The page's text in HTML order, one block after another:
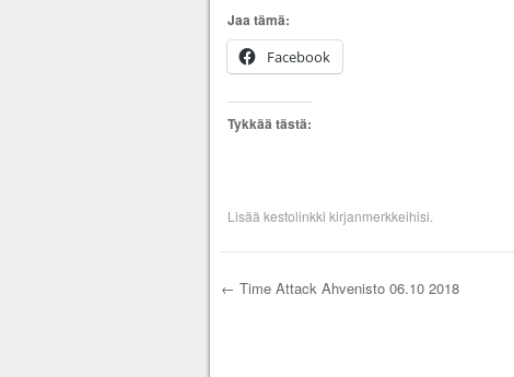
Jaa tämä:
Facebook
Tykkää tästä:
Lisää kestolinkki kirjanmerkkeihisi.
← Time Attack Ahvenisto 06.10 2018